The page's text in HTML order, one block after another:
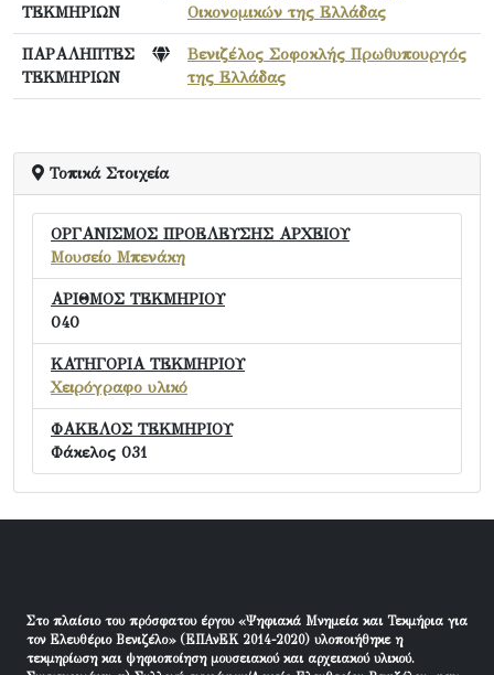
ΤΕΚΜΗΡΙΩΝ
Οικονομικών της Ελλάδας
ΠΑΡΑΛΗΠΤΕΣ
ΤΕΚΜΗΡΙΩΝ
Βενιζέλος Σοφοκλής Πρωθυπουργός
της Ελλάδας
Τοπικά Στοιχεία
ΟΡΓΑΝΙΣΜΟΣ ΠΡΟΕΛΕΥΣΗΣ ΑΡΧΕΙΟΥ
Μουσείο Μπενάκη
ΑΡΙΘΜΟΣ ΤΕΚΜΗΡΙΟΥ
040
ΚΑΤΗΓΟΡΙΑ ΤΕΚΜΗΡΙΟΥ
Χειρόγραφο υλικό
ΦΑΚΕΛΟΣ ΤΕΚΜΗΡΙΟΥ
Φάκελος 031
Στο πλαίσιο του πρόσφατου έργου «Ψηφιακά Μνημεία και Τεκμήρια για
τον Ελευθέριο Βενιζέλο» (ΕΠΑνΕΚ 2014-2020) υλοποιήθηκε η
τεκμηρίωση και ψηφιοποίηση μουσειακού και αρχειακού υλικού.